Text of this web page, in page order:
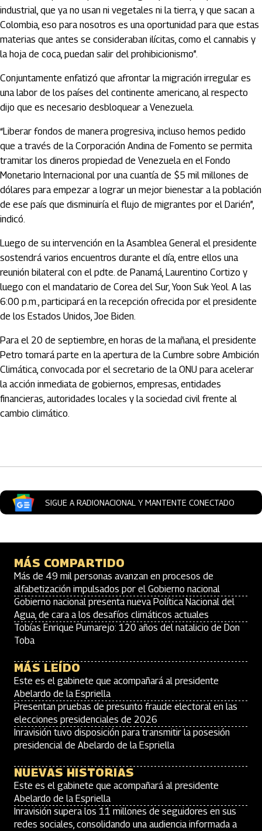
industrial, que ya no usan ni vegetales ni la tierra, y que sacan a
Colombia, eso para nosotros es una oportunidad para que estas
materias que antes se consideraban ilícitas, como el cannabis y
la hoja de coca, puedan salir del prohibicionismo”.
Conjuntamente enfatizó que afrontar la migración irregular es
una labor de los países del continente americano, al respecto
dijo que es necesario desbloquear a Venezuela.
“Liberar fondos de manera progresiva, incluso hemos pedido
que a través de la Corporación Andina de Fomento se permita
tramitar los dineros propiedad de Venezuela en el Fondo
Monetario Internacional por una cuantía de $5 mil millones de
dólares para empezar a lograr un mejor bienestar a la población
de ese país que disminuiría el flujo de migrantes por el Darién”,
indicó.
Luego de su intervención en la Asamblea General el presidente
sostendrá varios encuentros durante el día, entre ellos una
reunión bilateral con el pdte. de Panamá, Laurentino Cortizo y
luego con el mandatario de Corea del Sur, Yoon Suk Yeol. A las
6:00 p.m., participará en la recepción ofrecida por el presidente
de los Estados Unidos, Joe Biden.
Para el 20 de septiembre, en horas de la mañana, el presidente
Petro tomará parte en la apertura de la Cumbre sobre Ambición
Climática, convocada por el secretario de la ONU para acelerar
la acción inmediata de gobiernos, empresas, entidades
financieras, autoridades locales y la sociedad civil frente al
cambio climático.
SIGUE A RADIONACIONAL Y MANTENTE CONECTADO
MÁS COMPARTIDO
Más de 49 mil personas avanzan en procesos de
alfabetización impulsados por el Gobierno nacional
Gobierno nacional presenta nueva Política Nacional del
Agua, de cara a los desafíos climáticos actuales
Tobías Enrique Pumarejo: 120 años del natalicio de Don
Toba
MÁS LEÍDO
Este es el gabinete que acompañará al presidente
Abelardo de la Espriella
Presentan pruebas de presunto fraude electoral en las
elecciones presidenciales de 2026
Inravisión tuvo disposición para transmitir la posesión
presidencial de Abelardo de la Espriella
NUEVAS HISTORIAS
Este es el gabinete que acompañará al presidente
Abelardo de la Espriella
Inravisión supera los 11 millones de seguidores en sus
redes sociales, consolidando una audiencia informada a